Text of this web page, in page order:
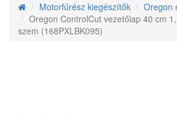
Motorfűrész kiegészítők
Oregon
Oregon ControlCut vezetőlap 40 cm
szem (168PXLBK095)